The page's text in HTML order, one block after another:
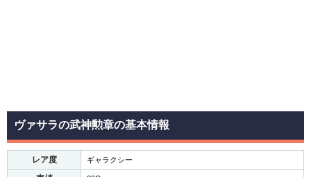
ヴァサラの武神勲章の基本情報
レア度 ギャラクシー